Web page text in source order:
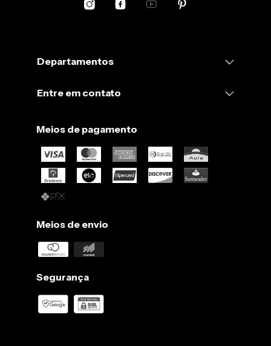
Departamentos
Entre em contato
Meios de pagamento
Meios de envio
Segurança